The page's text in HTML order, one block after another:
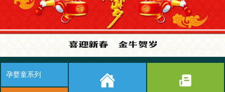
孕婴童系列